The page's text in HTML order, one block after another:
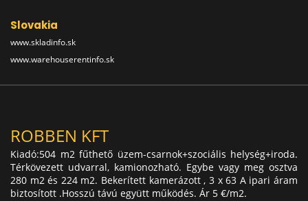
Slovakia
www.skladinfo.sk
www.warehouserentinfo.sk
ROBBEN KFT
Kiadó:504 m2 fűthető üzem-csarnok+szociális helység+iroda.
Térkövezett udvarral, kamionozható. Egybe vagy meg osztva
280 m2 és 224 m2. Bekerített kamerázott , 3 x 63 A ipari áram
biztosított .Hosszú távú együtt működés. Ár 5 €/m2.